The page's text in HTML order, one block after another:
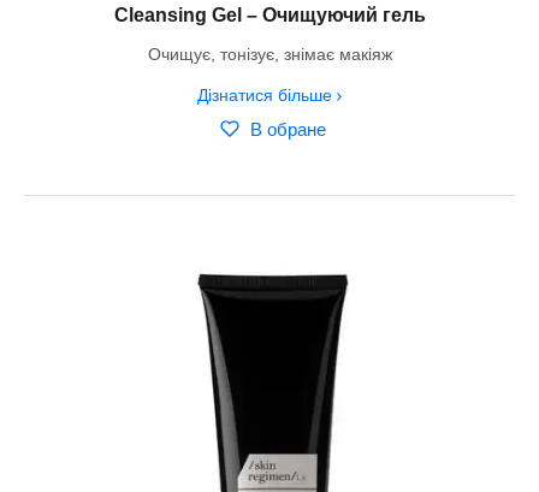
Cleansing Gel – Очищуючий гель
Очищує, тонізує, знімає макіяж
Дізнатися більше
В обране